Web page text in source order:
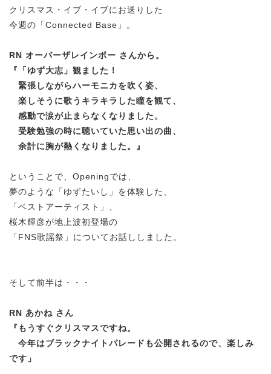
クリスマス・イブ・イブにお送りした
今週の「Connected Base」。
RN オーバーザレインボー さんから。
『「ゆず大志」観ました！
緊張しながらハーモニカを吹く姿、
楽しそうに歌うキラキラした瞳を観て、
感動で涙が止まらなくなりました。
受験勉強の時に聴いていた思い出の曲、
余計に胸が熱くなりました。』
ということで、Openingでは、
夢のような「ゆずたいし」を体験した、
「ベストアーティスト」、
桜木輝彦が地上波初登場の
「FNS歌謡祭」についてお話ししました。
そして前半は・・・
RN あかね さん
『もうすぐクリスマスですね。
今年はブラックナイトパレードも公開されるので、楽しみ
です」